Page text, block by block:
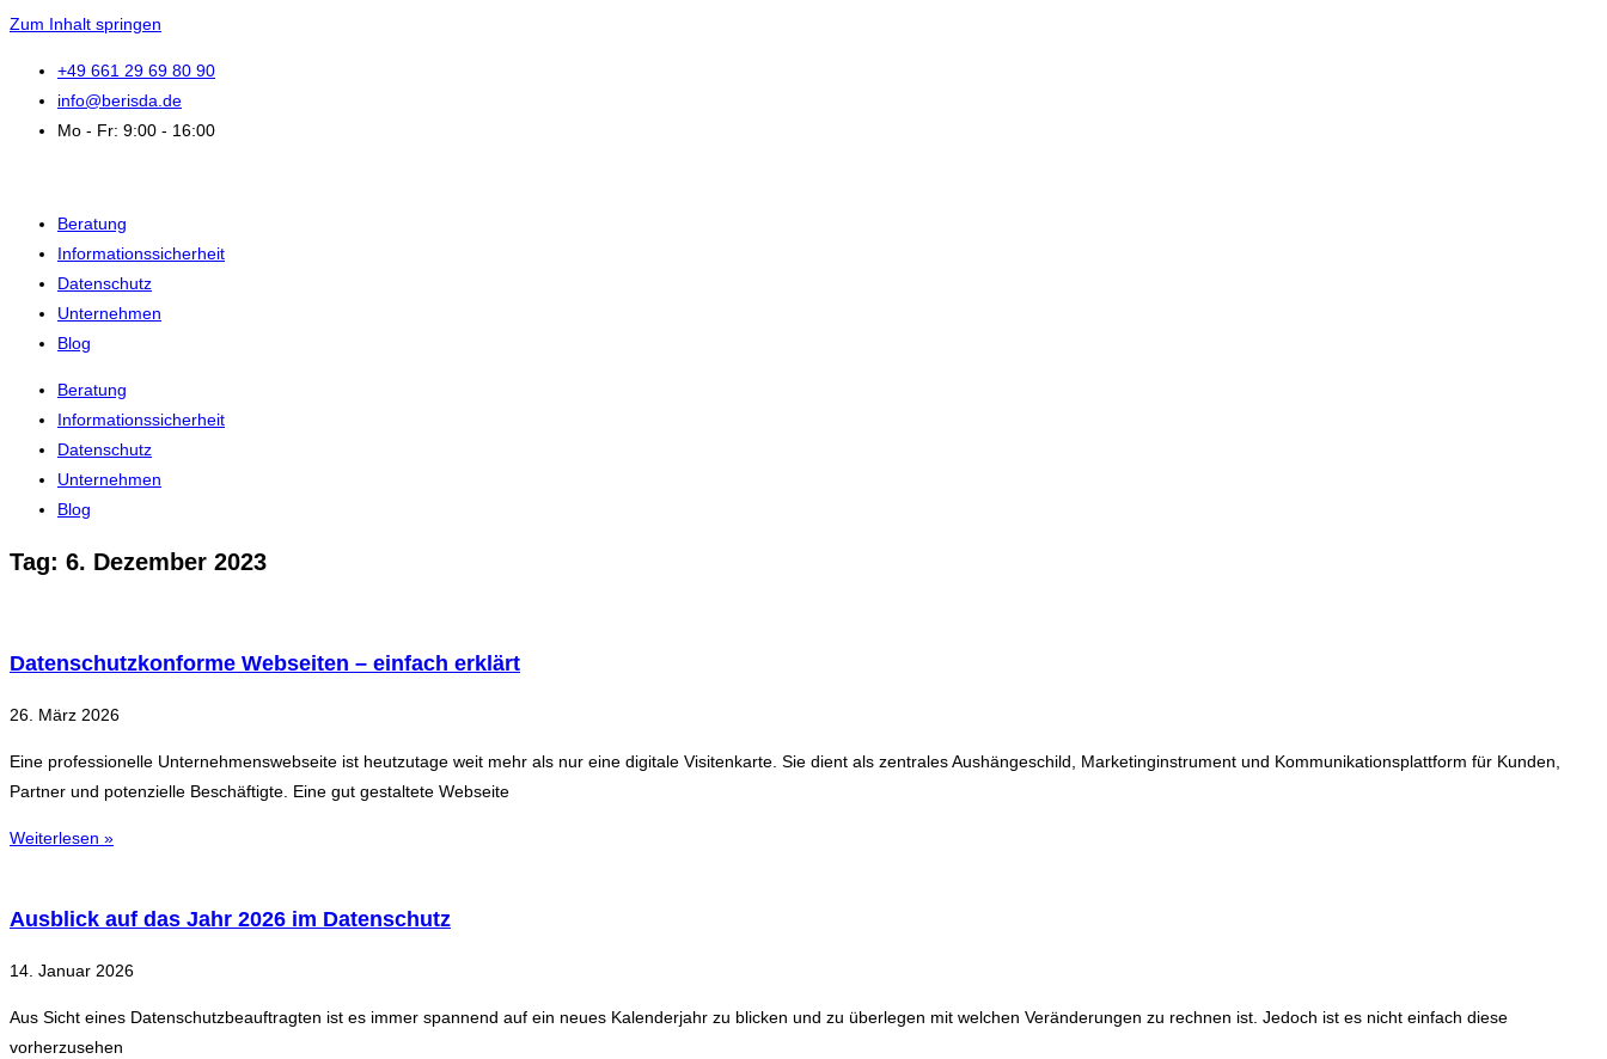
Zum Inhalt springen
+49 661 29 69 80 90
info@berisda.de
Mo - Fr: 9:00 - 16:00
Beratung
Informationssicherheit
Datenschutz
Unternehmen
Blog
Beratung
Informationssicherheit
Datenschutz
Unternehmen
Blog
Tag: 6. Dezember 2023
Datenschutzkonforme Webseiten – einfach erklärt
26. März 2026
Eine professionelle Unternehmenswebseite ist heutzutage weit mehr als nur eine digitale Visitenkarte. Sie dient als zentrales Aushängeschild, Marketinginstrument und Kommunikationsplattform für Kunden,
Partner und potenzielle Beschäftigte. Eine gut gestaltete Webseite
Weiterlesen »
Ausblick auf das Jahr 2026 im Datenschutz
14. Januar 2026
Aus Sicht eines Datenschutzbeauftragten ist es immer spannend auf ein neues Kalenderjahr zu blicken und zu überlegen mit welchen Veränderungen zu rechnen ist. Jedoch ist es nicht einfach diese
vorherzusehen